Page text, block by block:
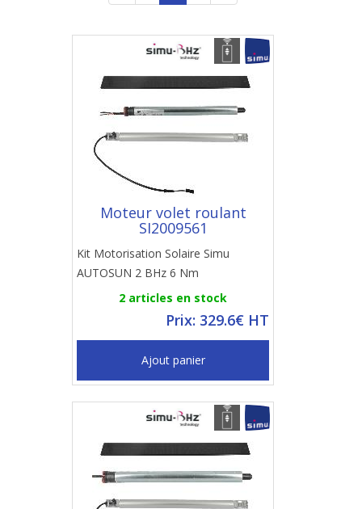
Moteur volet roulant
SI2009561
Kit Motorisation Solaire Simu
AUTOSUN 2 BHz 6 Nm
2 articles en stock
Prix: 329.6€ HT
Ajout panier